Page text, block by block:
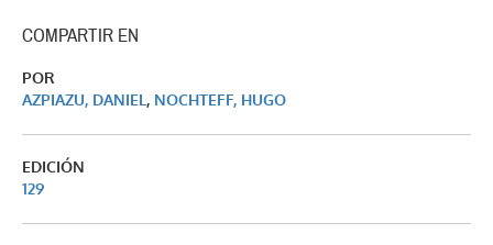
COMPARTIR EN
POR
AZPIAZU, DANIEL, NOCHTEFF, HUGO
EDICIÓN
129